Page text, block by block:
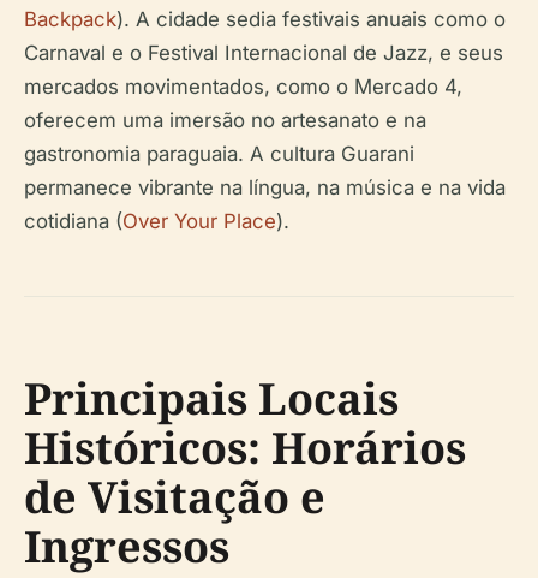
Backpack). A cidade sedia festivais anuais como o
Carnaval e o Festival Internacional de Jazz, e seus
mercados movimentados, como o Mercado 4,
oferecem uma imersão no artesanato e na
gastronomia paraguaia. A cultura Guarani
permanece vibrante na língua, na música e na vida
cotidiana (Over Your Place).
Principais Locais
Históricos: Horários
de Visitação e
Ingressos